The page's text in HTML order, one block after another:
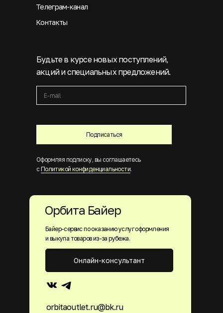
Подписаться
Будьте в курсе новых поступлений,
акций и специальных предложений.
Оформляя подписку, вы соглашаетесь
с Политикой конфиденциальности.
Телеграм-канал
Контакты
Байер-сервис по оказанию услуг оформления
и выкупа товаров из-за рубежа.
orbitaoutlet.ru@bk.ru
Онлайн-консультант
Орбита Байер